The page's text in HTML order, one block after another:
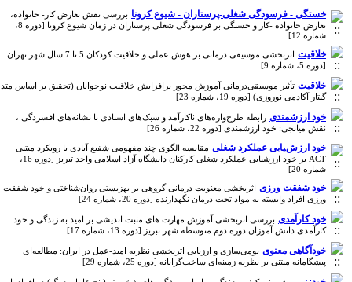
خستگی - فرسودگی شغلی-پرستاران - شیوع کرونا بررسی نقش تعارض کار- خانواده،
تعارض خانواده -کار و خستگی بر فرسودگی شغلی پرستاران در زمان شیوع کرونا [دوره 8،
شماره 12]
خلاقیت
اثربخشی موسیقی درمانی بر هوش عملی و خلاقیت کودکان 5 تا 7 سال شهر تهران
[دوره 5، شماره 9]
خلاقیت تأثیر موسیقی‌درمانی آموزش محور برافزایش خلاقیت نوجوانان (تحقیق بر اساس متد
گیتار آکادمی نوروزی) [دوره 19، شماره 23]
خود ارزشمندی رابطه طرح‌واره‌های ناکارآمد و سبک‌های اسنادی با نشانه‌های افسردگی ،
نقش میانجی: خود ارزشمندی [دوره 22، شماره 26]
خود ارزشیابی عملکرد شغلی مقایسه الگوی چند مفهومی شفیع آبادی با رویکرد مبتنی
ACT بر خود ارزشیابی عملکرد شغلی کارکنان دانشگاه آزاد اسلامی واحد تبریز [دوره 16،
شماره 20]
خود شفقت ورزی اثربخشی معنویت درمانی گروهی بر بهزیستی روان‌شناختی و خود شفقت
ورزی افراد وابسته به مواد تحت درمان نگهدارنده [دوره 20، شماره 24]
خود کارآمدی بررسی اثربخشی آموزش مهارت های مثبت اندیشی بر امید به زندگی و خود
کارآمدی دانش آموزان دوره دوم متوسطه شهر تبریز [دوره 13، شماره 17]
خودآگاهی معنوی بومی‌سازی و ارزیابی اثربخشی نظریه امید-عمل در ایران: مطالعه‌ای
پیشگامانه مبتنی بر نظریه زمینه‌ای ساخت‌گرایانه [دوره 25، شماره 29]